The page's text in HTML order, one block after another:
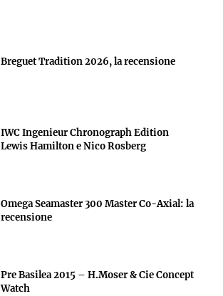
Breguet Tradition 2026, la recensione
IWC Ingenieur Chronograph Edition
Lewis Hamilton e Nico Rosberg
Omega Seamaster 300 Master Co-Axial: la
recensione
Pre Basilea 2015 – H.Moser & Cie Concept
Watch